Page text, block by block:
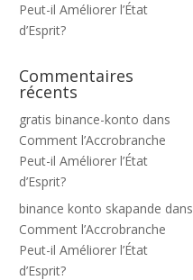
Peut-il Améliorer l’État
d’Esprit?
Commentaires
récents
gratis binance-konto dans
Comment l’Accrobranche
Peut-il Améliorer l’État
d’Esprit?
binance konto skapande dans
Comment l’Accrobranche
Peut-il Améliorer l’État
d’Esprit?